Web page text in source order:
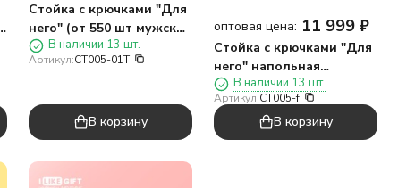
Стойка с крючками "Для
него" (от 550 шт мужских
носков)
В наличии 13 шт.
Артикул:CT005-01T
В корзину
оптовая цена: 11 999 ₽
Стойка с крючками "Для
него" напольная
1940*560*300, 40
крючков
В наличии 13 шт.
Артикул:CT005-f
В корзину